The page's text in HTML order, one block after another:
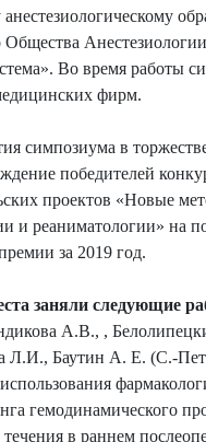
анестезиологическому
Общества
Во время работы
фирм.
симпозиума в
победителей
проектов «Новые
и реаниматологии» на
за 2019 год.
заняли следующие
А.В., ,
Л.И., Баутин А. Е. (С.-
гемодинамического
течения в раннем